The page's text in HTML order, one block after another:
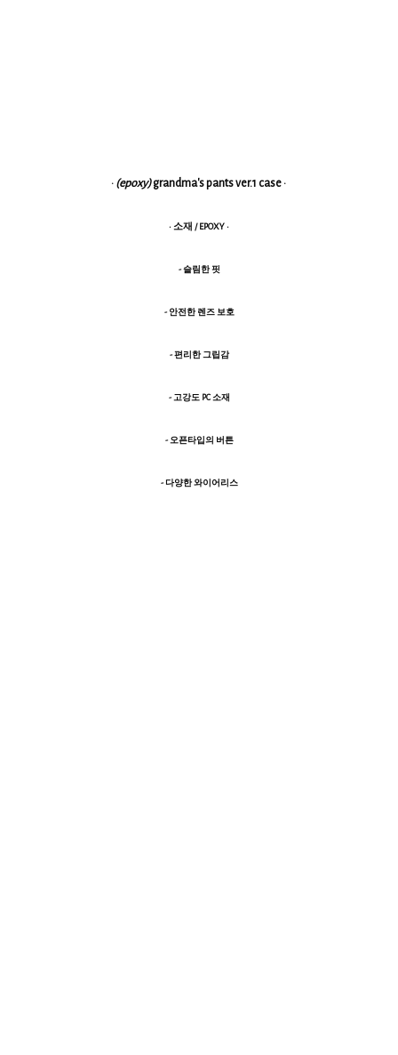
· (epoxy)grandma's pants ver.1 case ·
· 소재 / EPOXY ·
- 슬림한 핏
- 안전한 렌즈 보호
- 편리한 그립감
- 고강도 PC 소재
- 오픈타입의 버튼
- 다양한 와이어리스